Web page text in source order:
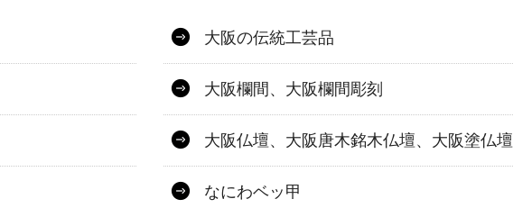
大阪の伝統工芸品
大阪欄間、大阪欄間彫刻
大阪仏壇、大阪唐木銘木仏壇、大阪塗仏壇
なにわベッ甲